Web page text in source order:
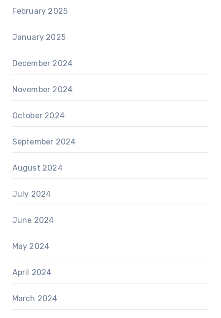
February 2025
January 2025
December 2024
November 2024
October 2024
September 2024
August 2024
July 2024
June 2024
May 2024
April 2024
March 2024